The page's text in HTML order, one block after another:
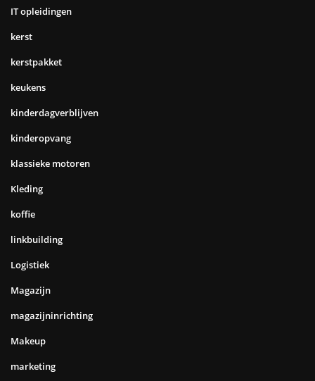
IT opleidingen
kerst
kerstpakket
keukens
kinderdagverblijven
kinderopvang
klassieke motoren
Kleding
koffie
linkbuilding
Logistiek
Magazijn
magazijninrichting
Makeup
marketing